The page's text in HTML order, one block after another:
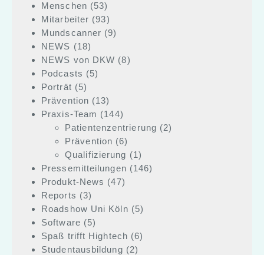
Menschen (53)
Mitarbeiter (93)
Mundscanner (9)
NEWS (18)
NEWS von DKW (8)
Podcasts (5)
Porträt (5)
Prävention (13)
Praxis-Team (144)
Patientenzentrierung (2)
Prävention (6)
Qualifizierung (1)
Pressemitteilungen (146)
Produkt-News (47)
Reports (3)
Roadshow Uni Köln (5)
Software (5)
Spaß trifft Hightech (6)
Studentausbildung (2)